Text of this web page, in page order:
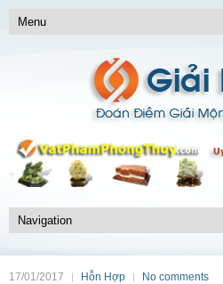
17/01/2017 Hỗn Hợp No comments